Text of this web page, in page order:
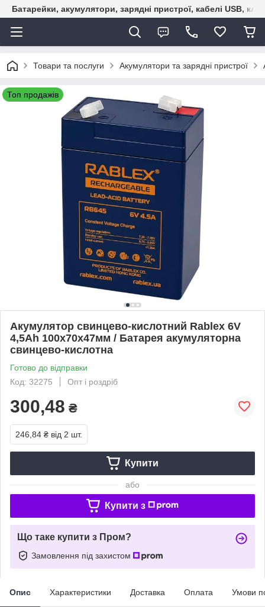
Батарейки, акумулятори, зарядні пристрої, кабелі USB,
Товари та послуги Акумулятори та зарядні пристрої
Топ продажів
Акумулятор свинцево-кислотний Rablex 6V
4,5Ah 100х70х47мм / Батарея акумуляторна
свинцево-кислотна
Готово до відправки
Код: 32275
Опт і роздріб
300,48 ₴
246,84 ₴ від 2 шт.
Купити
або
Купити з
Що таке купити з Пром?
Замовлення під захистом
Опис Характеристики Доставка Оплата Умови